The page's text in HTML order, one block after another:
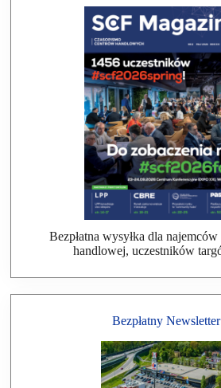
Bezpłatna wysyłka dla
handlowej, uczestników
Bezpłatny Newsletter